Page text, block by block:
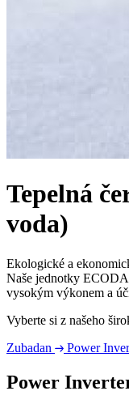
Tepelná
voda)
Ekologické a
Naše jednotky
vysokým výkonem a
Vyberte si z našeho
Zubadan
Power
Power